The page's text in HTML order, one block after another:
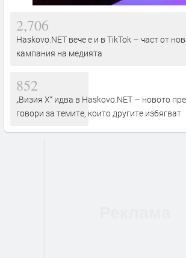
2,706
Haskovo.NET вече е и в TikTok – част от
кампания на медията
852
„Визия Х“ идва в Haskovo.NET – новото
говори за темите, които другите избягват